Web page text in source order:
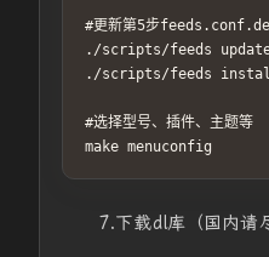
#更新第5步
./scripts/feeds
./scripts/feeds
#选择型号、插件、主题等
make menuconfig
7.下载dl库（国内请